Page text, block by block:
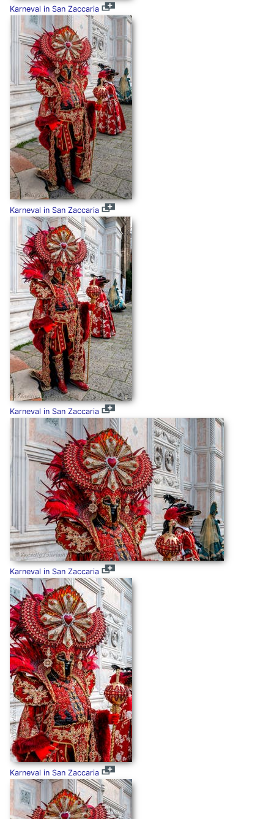
Karneval in San Zaccaria
Karneval in San Zaccaria
Karneval in San Zaccaria
Karneval in San Zaccaria
Karneval in San Zaccaria